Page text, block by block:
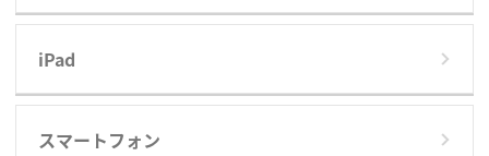
iPad
スマートフォン